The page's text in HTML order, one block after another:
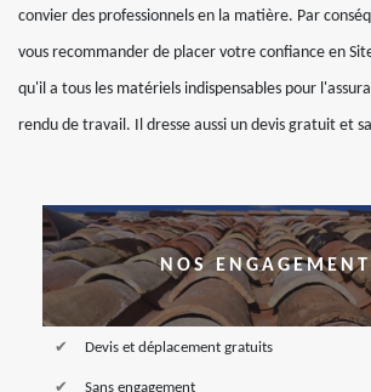
convier des professionnels en la matière. Par
vous recommander de placer votre confiance en
qu'il a tous les matériels indispensables pour
rendu de travail. Il dresse aussi un devis gratuit et
NOS
Devis et déplacement gratuits
Sans engagement